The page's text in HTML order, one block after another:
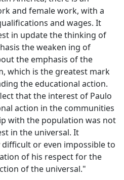
and female work, with a
and wages. It
in update the thinking of
the weaken ing of
the emphasis of the
which is the greatest mark
the educational action.
that the interest of Paulo
action in the communities
with the population was not
in the universal. It
or even impossible to
of his respect for the
of the universal."